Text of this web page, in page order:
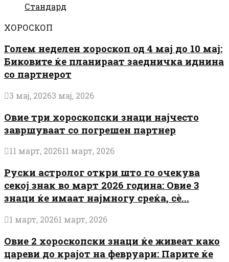
Стандард
ХОРОСКОП
Голем неделен хороскоп од 4 мај до 10 мај:
Биковите ќе планираат заедничка иднина
со партнерот
3 мај, 20263 мај, 2026
Овие три хороскопски знаци најчесто
завршуваат со погрешен партнер
11 март, 202611 март, 2026
Руски астролог откри што го очекува
секој знак во март 2026 година: Овие 3
знаци ќе имаат најмногу среќа, сè...
1 март, 20261 март, 2026
Овие 2 хороскопски знаци ќе живеат како
цареви до крајот на февруари: Парите ќе